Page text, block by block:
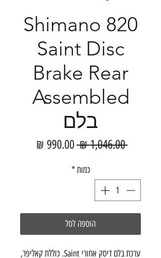
Shimano 820
Saint Disc
Brake Rear
Assembled
בלם
‏1,046.00 ‏₪
מחיר
כמות *
הוספה לסל
ערכת בלם דיסק אחורי Saint. כוללת קאליפר,